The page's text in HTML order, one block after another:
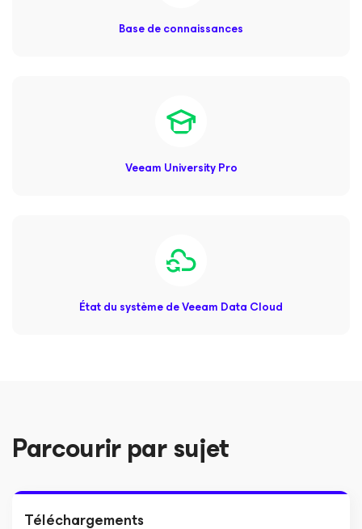
Base de connaissances
Veeam University Pro
État du système de Veeam Data Cloud
Parcourir par sujet
Téléchargements